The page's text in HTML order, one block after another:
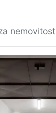
nemovitost